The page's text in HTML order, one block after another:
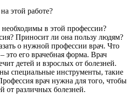
этой работе?
в этой профессии?
Приносит ли она пользу людям?
о нужной профессии врач. Что
это его врачебная форма. Врач
детей и взрослых от болезней.
специальные инструменты, такие
врач нужна для того, чтобы
от различных болезней.